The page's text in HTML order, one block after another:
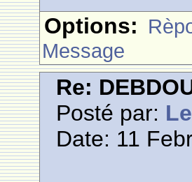
Options:
Message
Re:
Posté par:
Date: 11